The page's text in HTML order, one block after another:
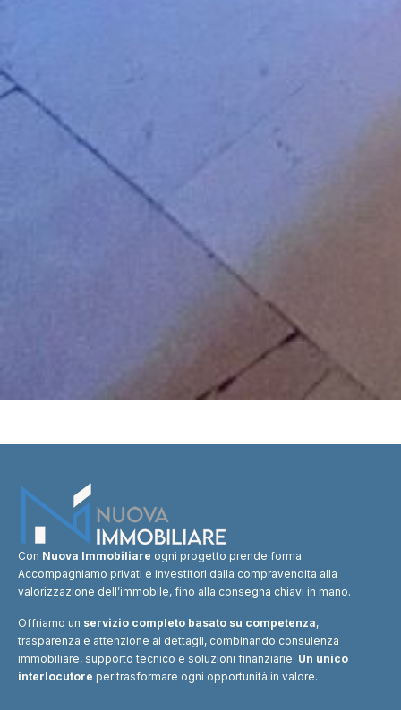
Con Nuova Immobiliare ogni progetto prende forma.
Accompagniamo privati e investitori dalla compravendita alla
valorizzazione dell’immobile, fino alla consegna chiavi in mano.
Offriamo un servizio completo basato su competenza,
trasparenza e attenzione ai dettagli, combinando consulenza
immobiliare, supporto tecnico e soluzioni finanziarie. Un unico
interlocutore per trasformare ogni opportunità in valore.